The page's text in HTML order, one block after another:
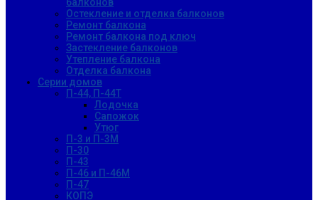
Остекление и отделка балконов
Ремонт балкона
Ремонт балкона под ключ
Застекление балконов
Утепление балкона
Отделка балкона
Серии домов
П-44, П-44Т
Лодочка
Сапожок
Утюг
П-3 и П-3М
П-30
П-43
П-46 и П-46М
П-47
КОПЭ